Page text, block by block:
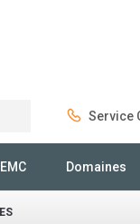
Service
Domaines